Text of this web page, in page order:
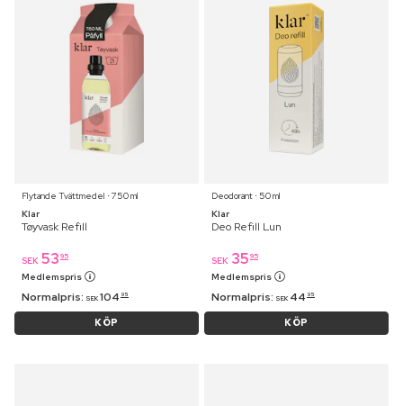
Flytande Tvättmedel ⋅ 750 ml
Klar
Tøyvask Refill
SEK 53 95
Medlemspris
Normalpris: SEK 104 95
KÖP
Deodorant ⋅ 50 ml
Klar
Deo Refill Lun
SEK 35 95
Medlemspris
Normalpris: SEK 44 95
KÖP